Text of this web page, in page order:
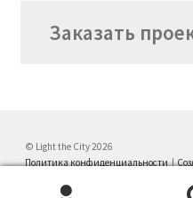
Заказать
© Light the City 2026
Политика конфиденциальности